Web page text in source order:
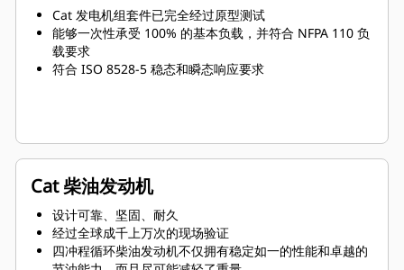
Cat 发电机组套件已完全经过原型测试
能够一次性承受 100% 的基本负载，并符合 NFPA 110 负
载要求
符合 ISO 8528-5 稳态和瞬态响应要求
Cat 柴油发动机
设计可靠、坚固、耐久
经过全球成千上万次的现场验证
四冲程循环柴油发动机不仅拥有稳定如一的性能和卓越的